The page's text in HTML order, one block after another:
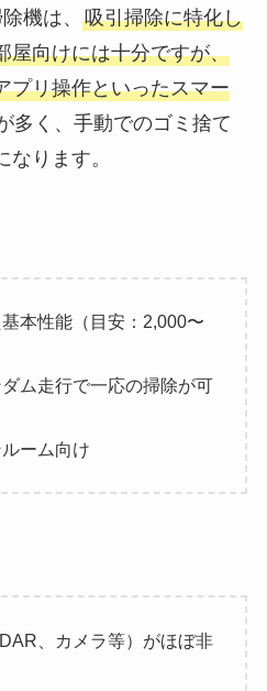
機は、 吸引掃除に特化し
屋向けには十分ですが、
プリ操作といったスマー
多く、手動でのゴミ捨て
ります。
本性能（目安：2,000〜
ム走行で一応の掃除が可
ーム向け
、カメラ等）がほぼ非